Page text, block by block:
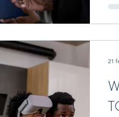
21